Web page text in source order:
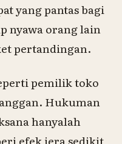
yang pantas bagi
nyawa orang lain
pertandingan.
pemilik toko
Hukuman
hanyalah